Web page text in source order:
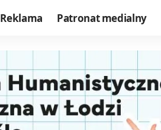
Reklama Patronat medialny